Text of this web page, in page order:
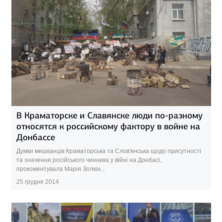
В Краматорске и Славянске люди по-разному
относятся к российскому фактору в войне на
Донбассе
Думки мешканців Краматорська та Слов'янська щодо присутності
та значення російського чинника у війні на Донбасі,
прокоментувала Марія Золкін...
25 грудня 2014